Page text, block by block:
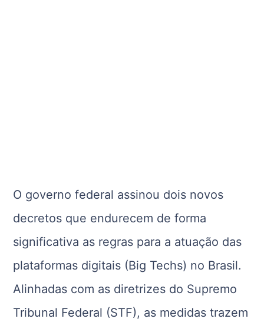
O governo federal assinou dois novos
decretos que endurecem de forma
significativa as regras para a atuação das
plataformas digitais (Big Techs) no Brasil.
Alinhadas com as diretrizes do Supremo
Tribunal Federal (STF), as medidas trazem